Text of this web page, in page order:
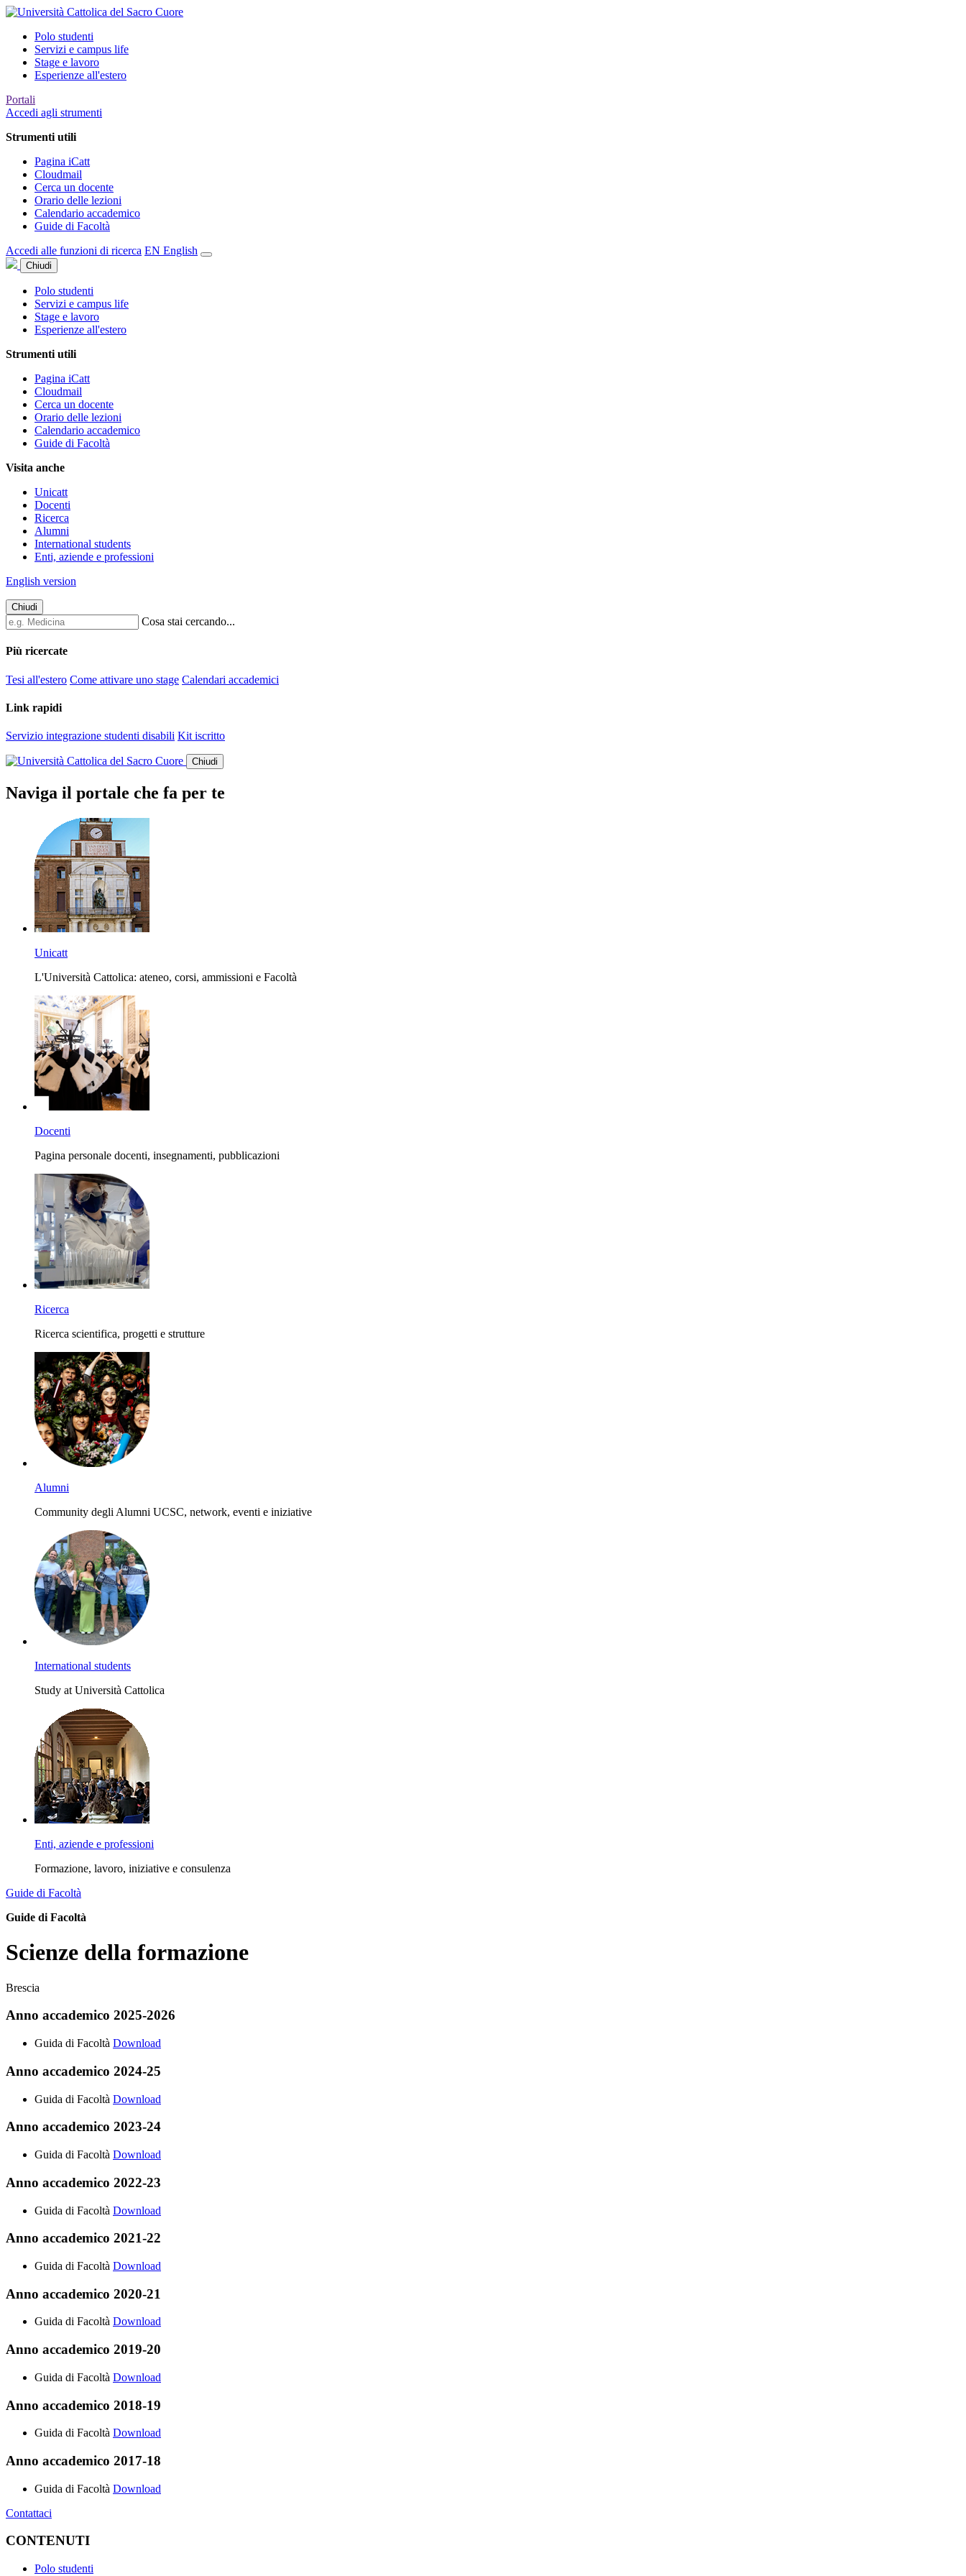
Polo studenti
Servizi e campus life
Stage e lavoro
Esperienze all'estero
Portali
Accedi agli strumenti
Strumenti utili
Pagina iCatt
Cloudmail
Cerca un docente
Orario delle lezioni
Calendario accademico
Guide di Facoltà
Accedi alle funzioni di ricerca EN English
Chiudi
Polo studenti
Servizi e campus life
Stage e lavoro
Esperienze all'estero
Strumenti utili
Pagina iCatt
Cloudmail
Cerca un docente
Orario delle lezioni
Calendario accademico
Guide di Facoltà
Visita anche
Unicatt
Docenti
Ricerca
Alumni
International students
Enti, aziende e professioni
English version
Chiudi
Cosa stai cercando...
Più ricercate
Tesi all'estero Come attivare uno stage Calendari accademici
Link rapidi
Servizio integrazione studenti disabili Kit iscritto
Chiudi
Naviga il portale che fa per te
Unicatt
L'Università Cattolica: ateneo, corsi, ammissioni e Facoltà
Docenti
Pagina personale docenti, insegnamenti, pubblicazioni
Ricerca
Ricerca scientifica, progetti e strutture
Alumni
Community degli Alumni UCSC, network, eventi e iniziative
International students
Study at Università Cattolica
Enti, aziende e professioni
Formazione, lavoro, iniziative e consulenza
Guide di Facoltà
Guide di Facoltà
Scienze della formazione
Brescia
Anno accademico 2025-2026
Guida di Facoltà Download
Anno accademico 2024-25
Guida di Facoltà Download
Anno accademico 2023-24
Guida di Facoltà Download
Anno accademico 2022-23
Guida di Facoltà Download
Anno accademico 2021-22
Guida di Facoltà Download
Anno accademico 2020-21
Guida di Facoltà Download
Anno accademico 2019-20
Guida di Facoltà Download
Anno accademico 2018-19
Guida di Facoltà Download
Anno accademico 2017-18
Guida di Facoltà Download
Contattaci
CONTENUTI
Polo studenti